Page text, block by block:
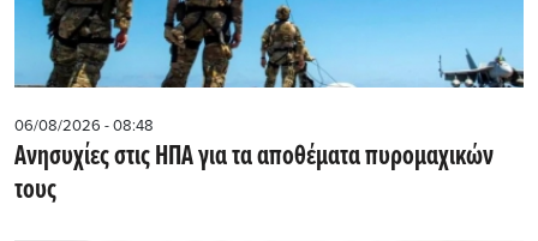
06/08/2026 - 08:48
Ανησυχίες στις ΗΠΑ για τα αποθέματα πυρομαχικών
τους